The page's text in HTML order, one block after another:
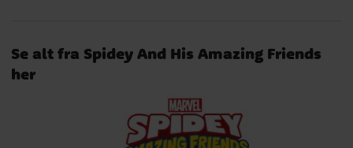
Se alt fra Spidey And His Amazing Friends
her